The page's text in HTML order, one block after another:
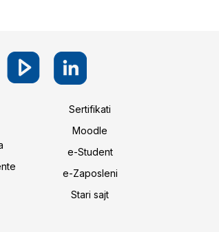
Sertifikati
Moodle
e-Student
e-Zaposleni
Stari sajt